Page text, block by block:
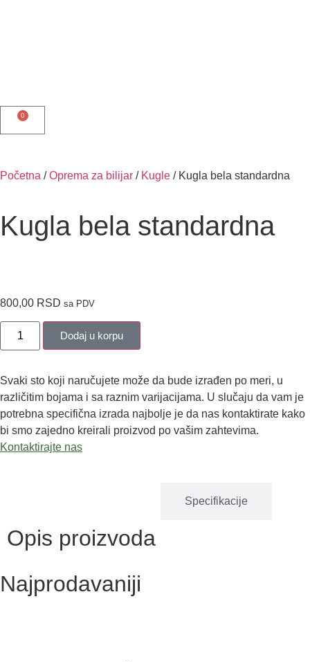
0
Početna /Oprema za bilijar / Kugle / Kugla bela standardna
Kugla bela standardna
800,00 RSD sa PDV
Dodaj u korpu
Svaki sto koji naručujete može da bude izrađen po meri, u
različitim bojama i sa raznim varijacijama. U slučaju da vam je
potrebna specifična izrada najbolje je da nas kontaktirate kako
bi smo zajedno kreirali proizvod po vašim zahtevima.
Kontaktirajte nas
Specifikacije
Opis proizvoda
Najprodavaniji